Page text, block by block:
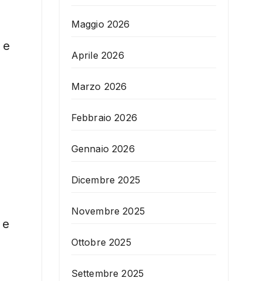
e
Maggio 2026
Aprile 2026
Marzo 2026
Febbraio 2026
Gennaio 2026
Dicembre 2025
Novembre 2025
Ottobre 2025
Settembre 2025